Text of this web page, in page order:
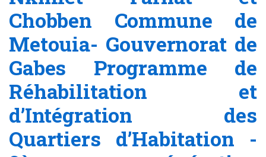
Chobben Commune de
Metouia- Gouvernorat de
Gabes Programme de
Réhabilitation et
d’Intégration des
Quartiers d’Habitation -